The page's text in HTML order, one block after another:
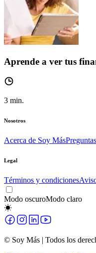
Aprende a ver tus
3 min.
Nosotros
Acerca de Soy Más
Legal
Términos y condiciones
Modo oscuroModo claro
© Soy Más | Todos los